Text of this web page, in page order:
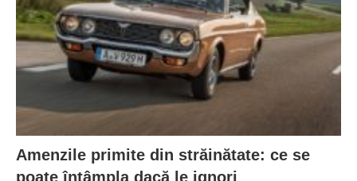
Amenzile primite din străinătate: ce se
poate întâmpla dacă le ignori